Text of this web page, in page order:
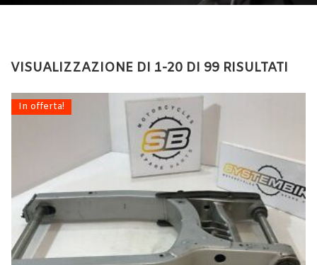
VISUALIZZAZIONE DI 1-20 DI 99 RISULTATI
In offerta!